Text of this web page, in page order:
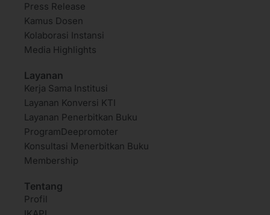
Press Release
Kamus Dosen
Kolaborasi Instansi
Media Highlights
Layanan
Kerja Sama Institusi
Layanan Konversi KTI
Layanan Penerbitkan Buku
ProgramDeepromoter
Konsultasi Menerbitkan Buku
Membership
Tentang
Profil